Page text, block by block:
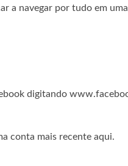
a navegar por tudo em
digitando
conta mais recente aqui.